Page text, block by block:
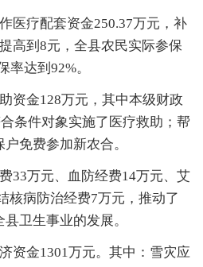
医疗配套资金250.37万元，补
高到8元，全县农民实际参保
率达到92%。
资金128万元，其中本级财政
条件对象实施了医疗救助；帮
免费参加新农合。
33万元、血防经费14万元、艾
核病防治经费7万元，推动了
卫生事业的发展。
资金1301万元。其中：雪灾应